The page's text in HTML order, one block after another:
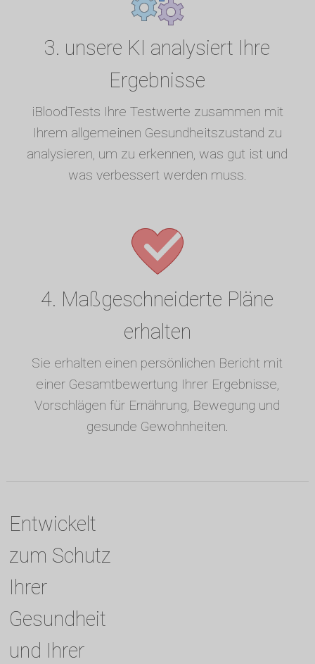
3. unsere KI analysiert Ihre
Ergebnisse
iBloodTests Ihre Testwerte zusammen mit
Ihrem allgemeinen Gesundheitszustand zu
analysieren, um zu erkennen, was gut ist und
was verbessert werden muss.
4. Maßgeschneiderte Pläne
erhalten
Sie erhalten einen persönlichen Bericht mit
einer Gesamtbewertung Ihrer Ergebnisse,
Vorschlägen für Ernährung, Bewegung und
gesunde Gewohnheiten.
Entwickelt
zum Schutz
Ihrer
Gesundheit
und Ihrer